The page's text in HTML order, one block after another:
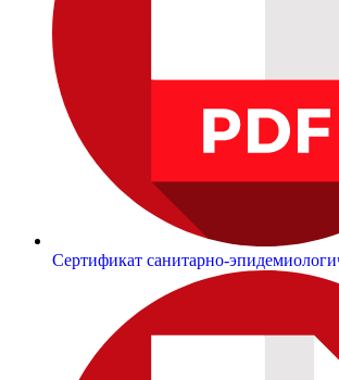
Сертификат санитарно-